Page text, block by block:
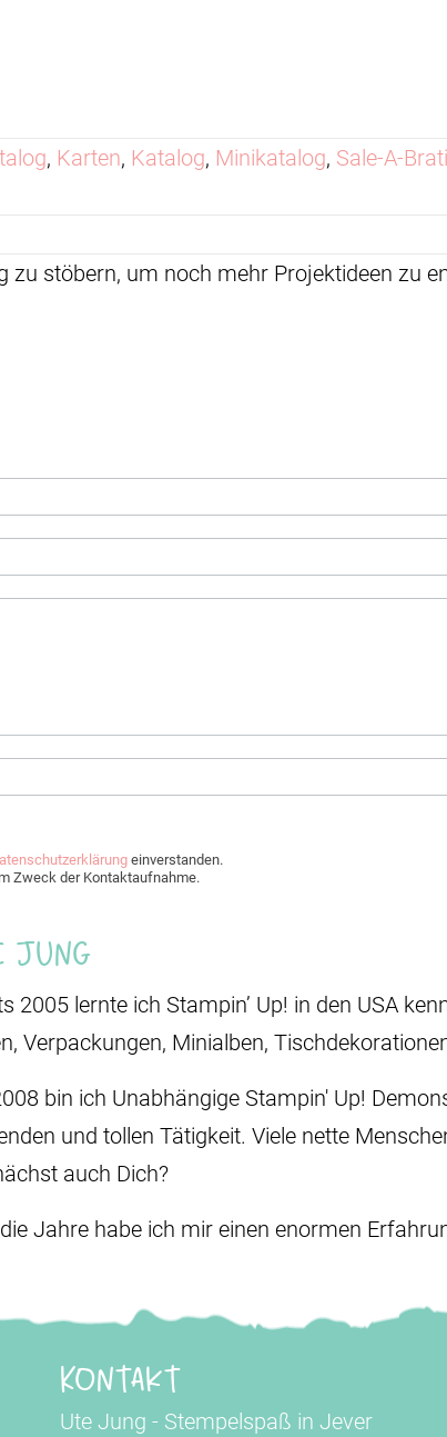
, Karten, Katalog, Minikatalog, Sale-A-
stöbern, um noch mehr Projektideen zu
einverstanden.
Zweck der Kontaktaufnahme.
Jung
2005 lernte ich Stampin’ Up! in den USA
Verpackungen, Minialben,
bin ich Unabhängige Stampin' Up!
und tollen Tätigkeit. Viele nette
auch Dich?
Jahre habe ich mir einen enormen
Kontakt
Ute Jung - Stempelspaß in Jever